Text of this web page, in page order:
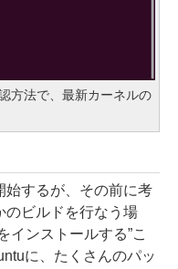
方法で、最新カーネルの
するが、その前に考
のビルドを行なう場
インストールする”こ
に、たくさんのパッ